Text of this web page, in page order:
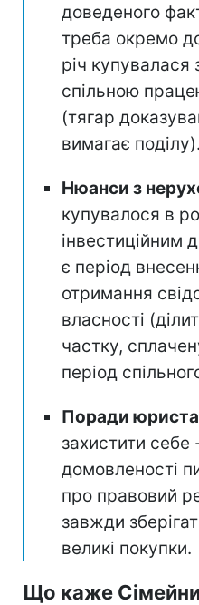
доведеного
треба окремо
річ купувалася
спільною
(тягар
вимагає поділу).
Нюанси з
купувалося в
інвестиційним
є період
отримання
власності
частку,
період
Поради юриста
захистити себе
домовленості
про правовий
завжди
великі покупки.
Що каже